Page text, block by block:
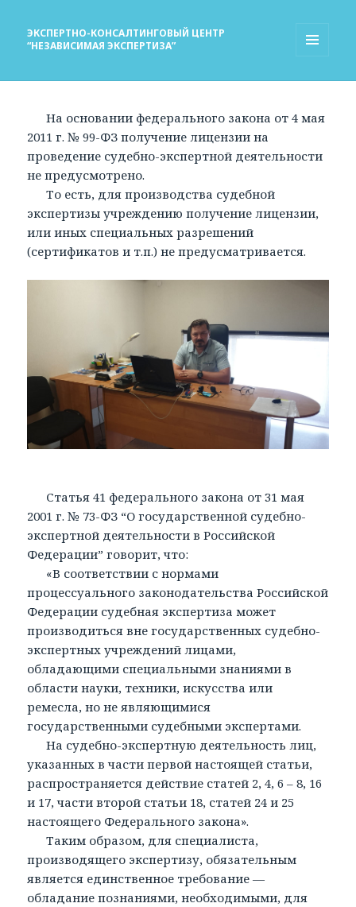
ЭКСПЕРТНО-КОНСАЛТИНГОВЫЙ ЦЕНТР
“НЕЗАВИСИМАЯ ЭКСПЕРТИЗА”
На основании федерального закона от 4 мая
2011 г. № 99-ФЗ получение лицензии на
проведение судебно-экспертной деятельности
не предусмотрено.
То есть, для производства судебной
экспертизы учреждению получение лицензии,
или иных специальных разрешений
(сертификатов и т.п.) не предусматривается.
Статья 41 федерального закона от 31 мая
2001 г. № 73-ФЗ “О государственной судебно-
экспертной деятельности в Российской
Федерации” говорит, что:
«В соответствии с нормами
процессуального законодательства Российской
Федерации судебная экспертиза может
производиться вне государственных судебно-
экспертных учреждений лицами,
обладающими специальными знаниями в
области науки, техники, искусства или
ремесла, но не являющимися
государственными судебными экспертами.
На судебно-экспертную деятельность лиц,
указанных в части первой настоящей статьи,
распространяется действие статей 2, 4, 6 – 8, 16
и 17, части второй статьи 18, статей 24 и 25
настоящего Федерального закона».
Таким образом, для специалиста,
производящего экспертизу, обязательным
является единственное требование —
обладание познаниями, необходимыми, для